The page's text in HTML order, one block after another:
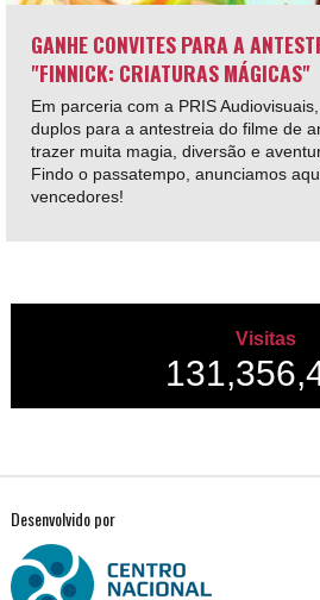
GANHE CONVITES PARA A
"FINNICK: CRIATURAS MÁGICAS"
Em parceria com a PRIS
duplos para a antestreia do filme de
trazer muita magia, diversão e
Findo o passatempo, anunciamos
vencedores!
Visitas
Desenvolvido por